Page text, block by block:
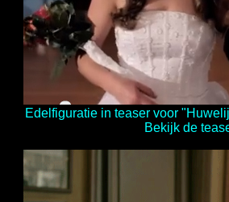
Edelfiguratie in teaser voor "
Bekijk de